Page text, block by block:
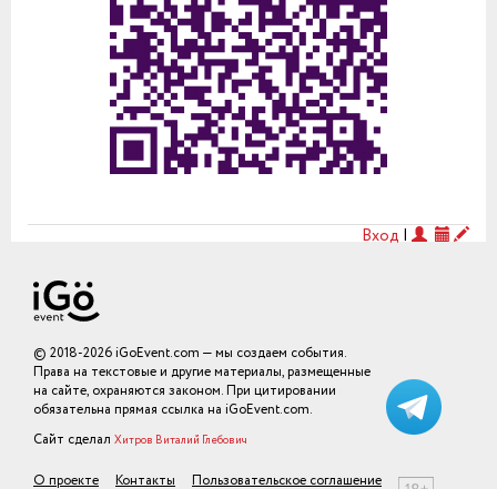
Вход |
© 2018-2026 iGoEvent.com — мы создаем события.
Права на текстовые и другие материалы, размещенные
на сайте, охраняются законом. При цитировании
обязательна прямая ссылка на iGoEvent.com.
Сайт сделал Хитров Виталий Глебович
О проекте Контакты Пользовательское соглашение